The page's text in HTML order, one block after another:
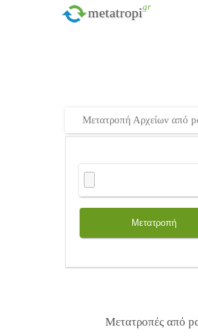
metatropi.gr
Μετατροπή Αρχείων από
Μετατροπή
Μετατροπές από